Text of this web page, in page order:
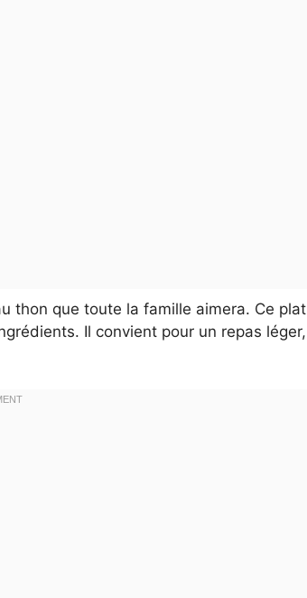
thon que toute la famille aimera. Ce plat
Il convient pour un repas léger,